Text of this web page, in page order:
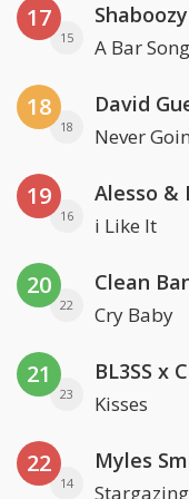
17
15
Shaboozy
A Bar
18
18 Never
19
16
Alesso &
i Like It
20
22 Cry Baby
21
23
BL3SS x
Kisses
22
14
Myles
Stargazing